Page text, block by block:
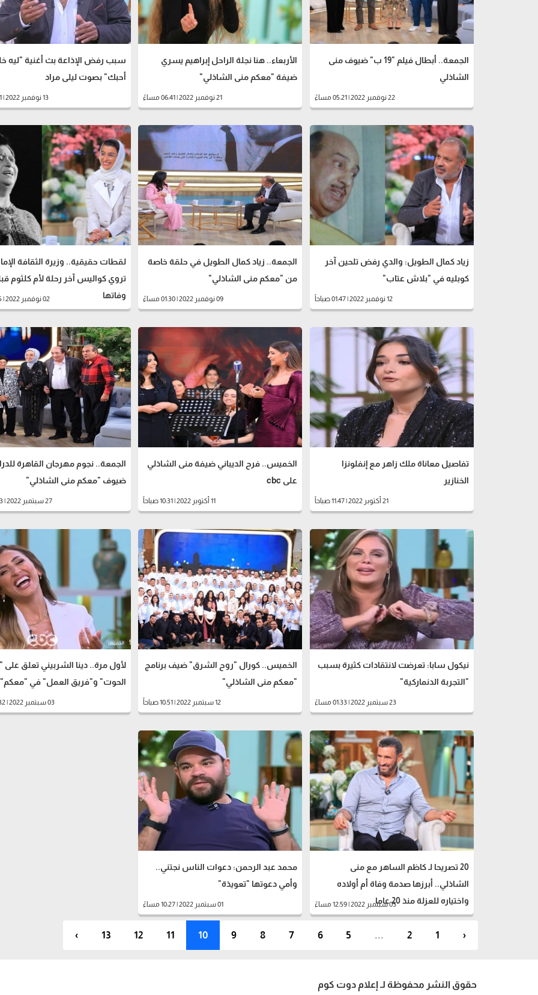
الجمعة.. أبطال فيلم "19 ب" ضيوف منى
الشاذلي
22 نوفمبر 2022 | 05:21 مساءً
الأربعاء.. هنا نجلة الراحل إبراهيم يسري
ضيفة "معكم منى الشاذلي"
21 نوفمبر 2022 | 06:41 مساءً
سبب رفض الإذاعة بث أغنية "ليه
أحبك" بصوت ليلى مراد
13 نوفمبر 2022 | 01:51 صباحاً
زياد كمال الطويل: والدي رفض تلحين آخر
كوبليه في "بلاش عتاب"
12 نوفمبر 2022 | 01:47 صباحاً
الجمعة.. زياد كمال الطويل في حلقة خاصة
من "معكم منى الشاذلي"
09 نوفمبر 2022 | 01:30 مساءً
لقطات حقيقية.. وزيرة الثقافة
تروي كواليس آخر رحلة لأم كلثوم
وفاتها
02 نوفمبر 2022 | 11:15 مساءً
تفاصيل معاناة ملك زاهر مع إنفلونزا
الخنازير
21 أكتوبر 2022 | 11:47 صباحاً
الخميس.. فرح الديباني ضيفة منى الشاذلي
على cbc
11 أكتوبر 2022 | 10:31 صباحاً
الجمعة.. نجوم مهرجان القاهرة
ضيوف "معكم منى الشاذلي"
27 سبتمبر 2022 | 01:13 مساءً
نيكول سابا: تعرضت لانتقادات كثيرة بسبب
"التجربة الدنماركية"
23 سبتمبر 2022 | 01:33 مساءً
الخميس.. كورال "روح الشرق" ضيف برنامج
"معكم منى الشاذلي"
12 سبتمبر 2022 | 10:51 صباحاً
لأول مرة.. دينا الشربيني تعلق على
الحوت" و"فريق العمل" في "معكم"
03 سبتمبر 2022 | 06:32 مساءً
20 تصريحا لـ كاظم الساهر مع منى
الشاذلي.. أبرزها صدمة وفاة أم أولاده
واختياره للعزلة منذ 20 عاما
03 سبتمبر 2022 | 12:59 مساءً
محمد عبد الرحمن: دعوات الناس نجتني..
وأمي دعوتها "تعويذة"
01 سبتمبر 2022 | 10:27 مساءً
‹
1
2
...
5
6
7
8
9
10
11
12
13
›
حقوق النشر محفوظة لـ إعلام دوت كوم